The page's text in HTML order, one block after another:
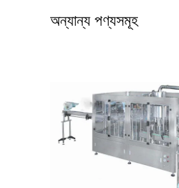
অন্যান্য পণ্যসমূহ